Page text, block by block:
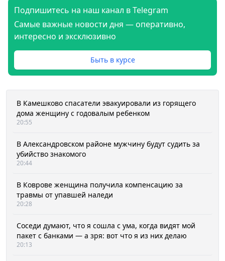
Подпишитесь на наш канал в Telegram
Самые важные новости дня — оперативно,
интересно и эксклюзивно
Быть в курсе
В Камешково спасатели эвакуировали из горящего
дома женщину с годовалым ребенком
20:55
В Александровском районе мужчину будут судить за
убийство знакомого
20:44
В Коврове женщина получила компенсацию за
травмы от упавшей наледи
20:28
Соседи думают, что я сошла с ума, когда видят мой
пакет с банками — а зря: вот что я из них делаю
20:13